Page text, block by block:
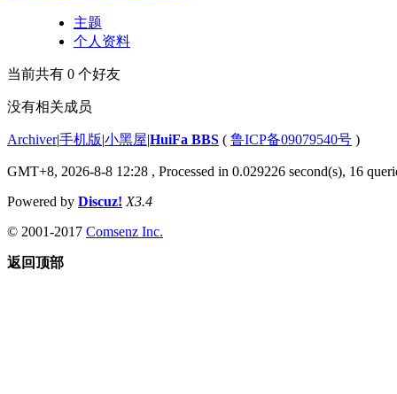
主题
个人资料
当前共有 0 个好友
没有相关成员
Archiver|手机版|小黑屋|HuiFa BBS ( 鲁ICP备09079540号 )
GMT+8, 2026-8-8 12:28 , Processed in 0.029226 second(s), 16
Powered by Discuz! X3.4
© 2001-2017 Comsenz Inc.
返回顶部